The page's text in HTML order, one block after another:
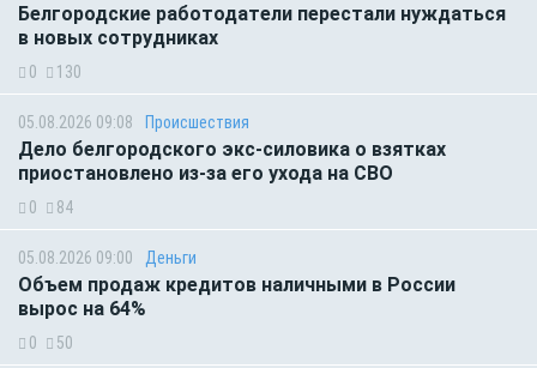
Белгородские работодатели перестали нуждаться
в новых сотрудниках
0 130
05.08.2026 09:08 Происшествия
Дело белгородского экс-силовика о взятках
приостановлено из-за его ухода на СВО
0 84
05.08.2026 09:00 Деньги
Объем продаж кредитов наличными в России
вырос на 64%
0 50